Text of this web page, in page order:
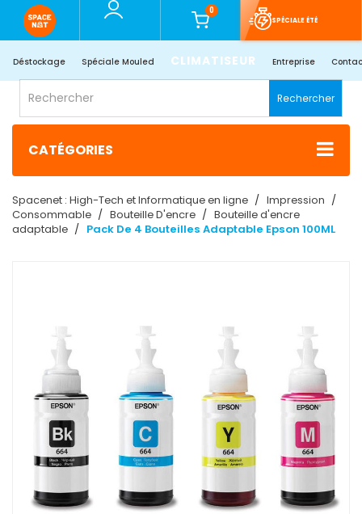
0
SPÉCIALE ÉTÉ
Déstockage Spéciale Mouled CLIMATISEUR Entreprise
Rechercher
CATÉGORIES
Spacenet : High-Tech et Informatique en ligne
Impression
Consommable
Bouteille D'encre
Bouteille d'encre
adaptable
Pack De 4 Bouteilles Adaptable Epson 100ML